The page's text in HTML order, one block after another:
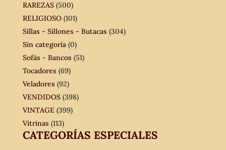
RAREZAS (500)
RELIGIOSO (101)
Sillas - Sillones - Butacas (304)
Sin categoría (0)
Sofás - Bancos (51)
Tocadores (69)
Veladores (92)
VENDIDOS (398)
VINTAGE (399)
Vitrinas (113)
CATEGORÍAS ESPECIALES